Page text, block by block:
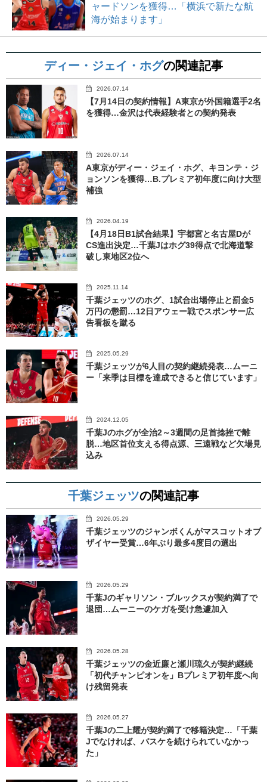
ャードソンを獲得…「横浜で新たな航
海が始まります」
ディー・ジェイ・ホグの関連記事
2026.07.14
【7月14日の契約情報】A東京が外国籍選手2名
を獲得…金沢は代表経験者との契約発表
2026.07.14
A東京がディー・ジェイ・ホグ、キヨンテ・ジ
ョンソンを獲得…B.プレミア初年度に向け大型
補強
2026.04.19
【4月18日B1試合結果】宇都宮と名古屋Dが
CS進出決定…千葉Jはホグ39得点で北海道撃
破し東地区2位へ
2025.11.14
千葉ジェッツのホグ、1試合出場停止と罰金5
万円の懲罰…12日アウェー戦でスポンサー広
告看板を蹴る
2025.05.29
千葉ジェッツが6人目の契約継続発表…ムーニ
ー「来季は目標を達成できると信じています」
2024.12.05
千葉Jのホグが全治2～3週間の足首捻挫で離
脱…地区首位支える得点源、三遠戦など欠場見
込み
千葉ジェッツの関連記事
2026.05.29
千葉ジェッツのジャンボくんがマスコットオブ
ザイヤー受賞…6年ぶり最多4度目の選出
2026.05.29
千葉Jのギャリソン・ブルックスが契約満了で
退団…ムーニーのケガを受け急遽加入
2026.05.28
千葉ジェッツの金近廉と瀬川琉久が契約継続
「初代チャンピオンを」Bプレミア初年度へ向
け残留発表
2026.05.27
千葉Jの二上耀が契約満了で移籍決定…「千葉
Jでなければ、バスケを続けられていなかっ
た」